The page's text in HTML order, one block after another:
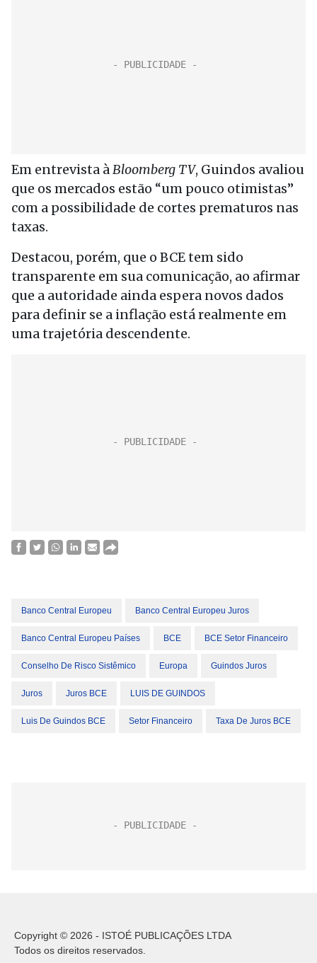
Em entrevista àBloomberg TV, Guindos avaliou
que os mercados estão “um pouco otimistas”
com a possibilidade de cortes prematuros nas
taxas.
Destacou, porém, que o BCE tem sido
transparente em sua comunicação, ao afirmar
que a autoridade ainda espera novos dados
para definir se a inflação está realmente em
uma trajetória descendente.
Banco Central Europeu Banco Central Europeu Juros
Banco Central Europeu Países BCE BCE Setor Financeiro
Conselho De Risco Sistêmico Europa Guindos Juros
Juros Juros BCE LUIS DE GUINDOS
Luis De Guindos BCE Setor Financeiro Taxa De Juros BCE
Copyright © 2026 - ISTOÉ PUBLICAÇÕES LTDA
Todos os direitos reservados.